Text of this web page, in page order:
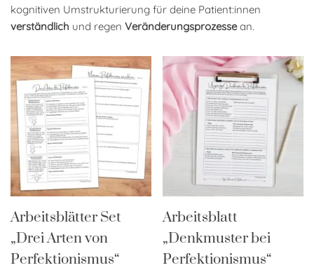
kognitiven Umstrukturierung für deine Patient:innen
verständlich und regen Veränderungsprozessean.
Arbeitsblätter Set
„Drei Arten von
Perfektionismus“
Arbeitsblatt
„Denkmuster bei
Perfektionismus“